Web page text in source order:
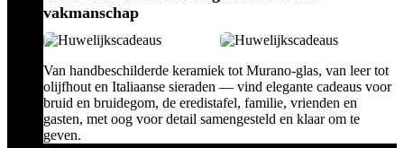
vakmanschap
Van handbeschilderde keramiek tot Murano-glas, van leer tot
olijfhout en Italiaanse sieraden — vind elegante cadeaus voor
bruid en bruidegom, de eredistafel, familie, vrienden en
gasten, met oog voor detail samengesteld en klaar om te
geven.